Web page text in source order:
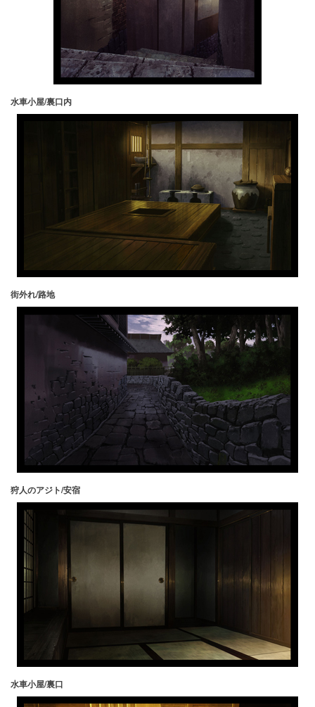
水車小屋/裏口内
街外れ/路地
狩人のアジト/安宿
水車小屋/裏口